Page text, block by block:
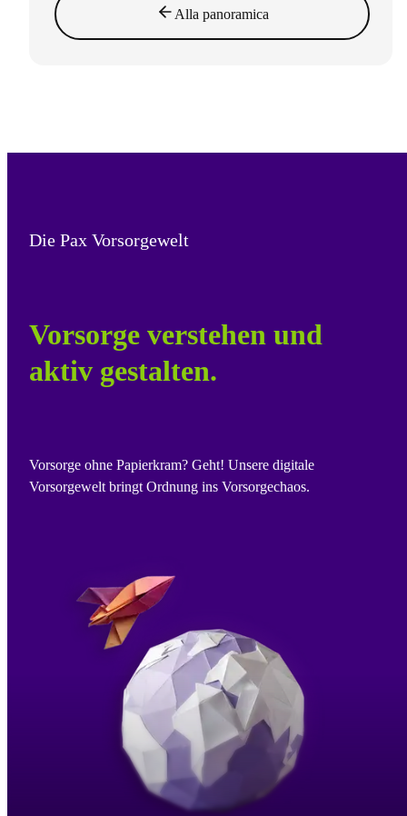
Alla panoramica
Die Pax Vorsorgewelt
Vorsorge verstehen und
aktiv gestalten.
Vorsorge ohne Papierkram? Geht! Unsere digitale
Vorsorgewelt bringt Ordnung ins Vorsorgechaos.